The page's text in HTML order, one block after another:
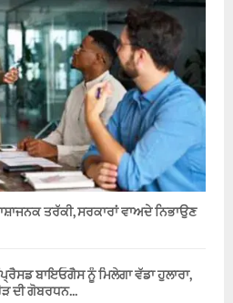
ਤਰੱਕੀ, ਸਰਕਾਰਾਂ ਵਾਅਦੇ ਨਿਭਾਉਣ
ਬਾਇਓਗੈਸ ਨੂੰ ਮਿਲੇਗਾ ਵੱਡਾ ਹੁਲਾਰਾ,
ਦੀ ਗੋਬਰਧਨ...